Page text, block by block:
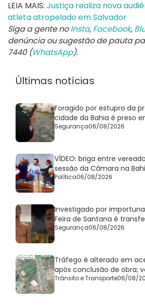
LEIA MAIS: Justiça realiza nova
atleta atropelado em Salvador
Siga a gente noInsta, Facebook,
denúncia ou sugestão de pauta
7440 (WhatsApp).
Últimas notícias
Foragido por estupro da
cidade da Bahia é preso
Segurança06/08/2026
VÍDEO: briga entre
sessão da Câmara na
Política06/08/2026
Investigado por
Feira de Santana é
Segurança06/08/2026
Tráfego é alterado em
após conclusão de obra;
Trânsito e Transporte06/08/